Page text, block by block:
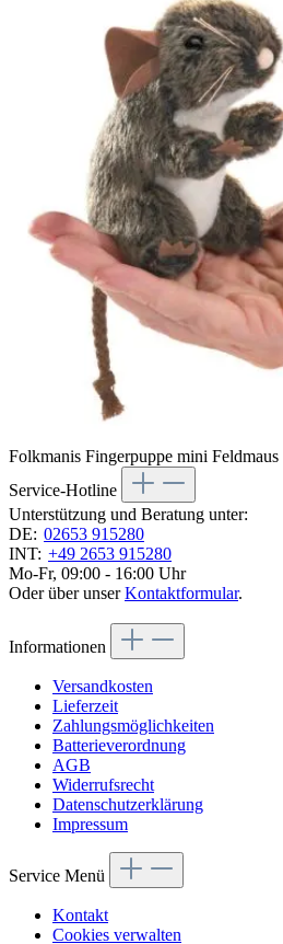
Folkmanis Fingerpuppe mini Feldmaus
Service-Hotline
Unterstützung und Beratung unter:
DE: 02653 915280
INT: +49 2653 915280
Mo-Fr, 09:00 - 16:00 Uhr
Oder über unserKontaktformular.
Informationen
Versandkosten
Lieferzeit
Zahlungsmöglichkeiten
Batterieverordnung
AGB
Widerrufsrecht
Datenschutzerklärung
Impressum
Service Menü
Kontakt
Cookies verwalten